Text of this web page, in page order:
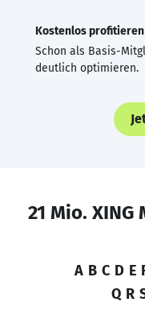
Kostenlos profitieren
Schon als Basis-
deutlich optimieren.
21 Mio.
A B C D E
Q R